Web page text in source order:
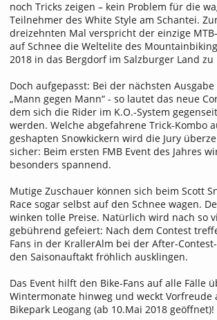
noch Tricks zeigen – kein Problem für die
Teilnehmer des White Style am Schantei.
dreizehnten Mal verspricht der einzige
auf Schnee die Weltelite des
2018 in das Bergdorf im Salzburger Land
Doch aufgepasst: Bei der nächsten
„Mann gegen Mann“ - so lautet das neue
dem sich die Rider im K.O.-System
werden. Welche abgefahrene Trick-Kombo
geshapten Snowkickern wird die Jury
sicher: Beim ersten FMB Event des Jahres
besonders spannend.
Mutige Zuschauer können sich beim Scott
Race sogar selbst auf den Schnee wagen.
winken tolle Preise. Natürlich wird nach so
gebührend gefeiert: Nach dem Contest
Fans in der KrallerAlm bei der After-
den Saisonauftakt fröhlich ausklingen.
Das Event hilft den Bike-Fans auf alle Fälle
Wintermonate hinweg und weckt Vorfreude
Bikepark Leogang (ab 10.Mai 2018 geöffnet)!